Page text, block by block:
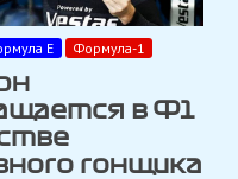
Е Формула-1
в Ф1
гонщика